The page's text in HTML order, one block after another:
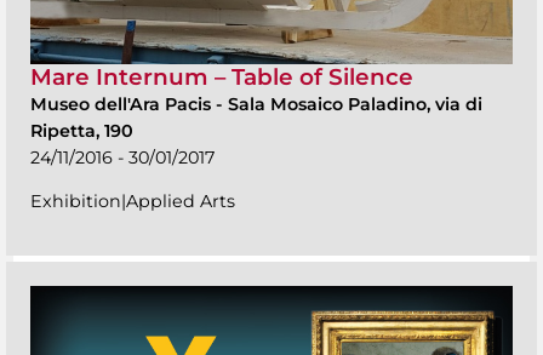
Mare Internum – Table of Silence
Museo dell'Ara Pacis - Sala Mosaico Paladino, via di
Ripetta, 190
24/11/2016 - 30/01/2017
Exhibition|Applied Arts